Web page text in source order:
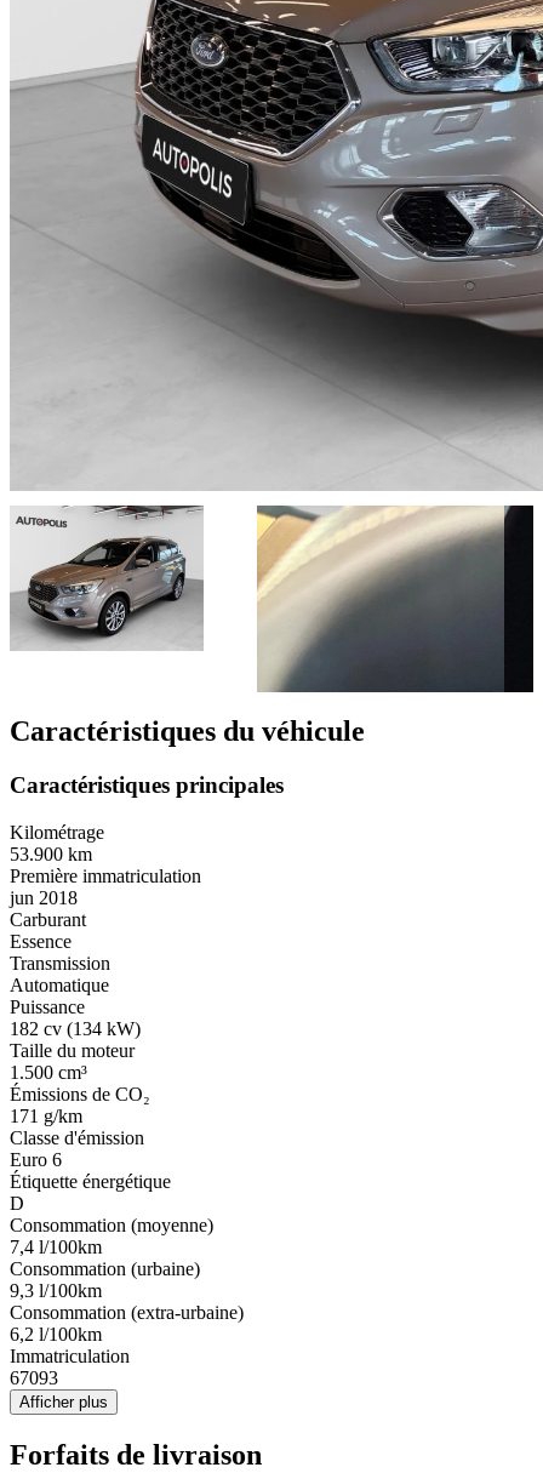
Caractéristiques du véhicule
Caractéristiques principales
Kilométrage
53.900 km
Première immatriculation
jun 2018
Carburant
Essence
Transmission
Automatique
Puissance
182 cv (134 kW)
Taille du moteur
1.500 cm³
Émissions de CO₂
171 g/km
Classe d'émission
Euro 6
Étiquette énergétique
D
Consommation (moyenne)
7,4 l/100km
Consommation (urbaine)
9,3 l/100km
Consommation (extra-urbaine)
6,2 l/100km
Immatriculation
67093
Afficher plus
Forfaits de livraison